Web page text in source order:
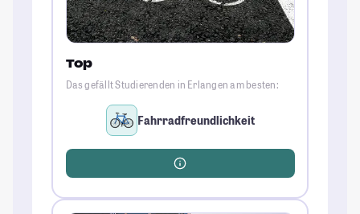
Top
Das gefällt Studierenden in Erlangen am besten:
Fahrradfreundlichkeit